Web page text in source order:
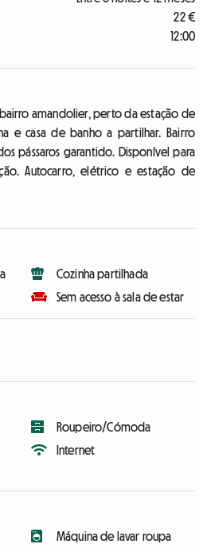
22 €
12:00
amandolier, perto da estação de
e casa de banho a partilhar. Bairro
pássaros garantido. Disponível para
Autocarro, elétrico e estação de
Cozinha partilhada
Sem acesso à sala de estar
Roupeiro/Cómoda
Internet
Máquina de lavar roupa